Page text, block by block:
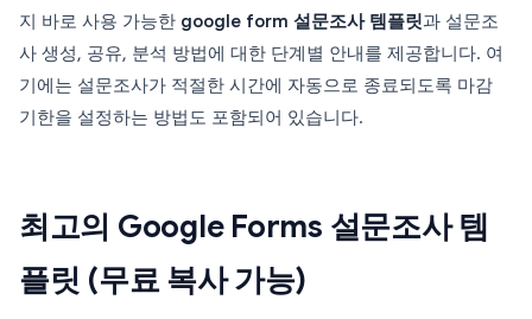
지 바로 사용 가능한 google form 설문조사 템플릿과 설문조
사 생성, 공유, 분석 방법에 대한 단계별 안내를 제공합니다. 여
기에는 설문조사가 적절한 시간에 자동으로 종료되도록 마감
기한을 설정하는 방법도 포함되어 있습니다.
최고의 Google Forms 설문조사 템
플릿 (무료 복사 가능)